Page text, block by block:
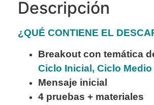
Descripción
¿QUÉ CONTIENE EL
Breakout con temática
Ciclo Inicial , Ciclo
Mensaje inicial
4 pruebas + materiales